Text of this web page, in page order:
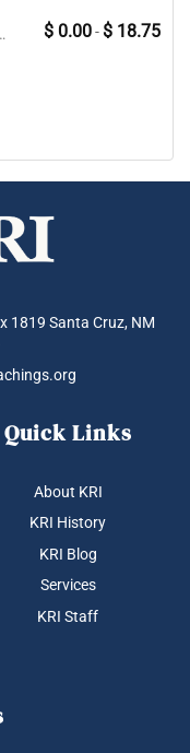
PROFESORES $ 0.00 - $ 18.75de
1819 Santa Cruz, NM
Quick Links
About KRI
KRI History
KRI Blog
Services
KRI Staff